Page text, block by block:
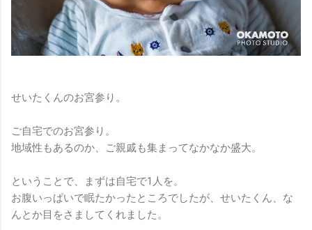
せいたくんのお宮参り。
ご自宅でのお宮参り。
地域性もあるのか、ご親戚も集まってなかなか盛大。
ということで、まずは自宅で1人を。
お腹いっぱいで眠たかったところでしたが、せいたくん、な
んとか目をさましてくれました。